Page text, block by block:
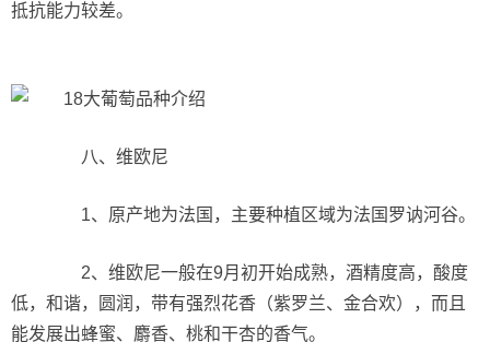
抵抗能力较差。
八、维欧尼
1、原产地为法国，主要种植区域为法国罗讷河谷。
2、维欧尼一般在9月初开始成熟，酒精度高，酸度
低，和谐，圆润，带有强烈花香（紫罗兰、金合欢），而且
能发展出蜂蜜、麝香、桃和干杏的香气。